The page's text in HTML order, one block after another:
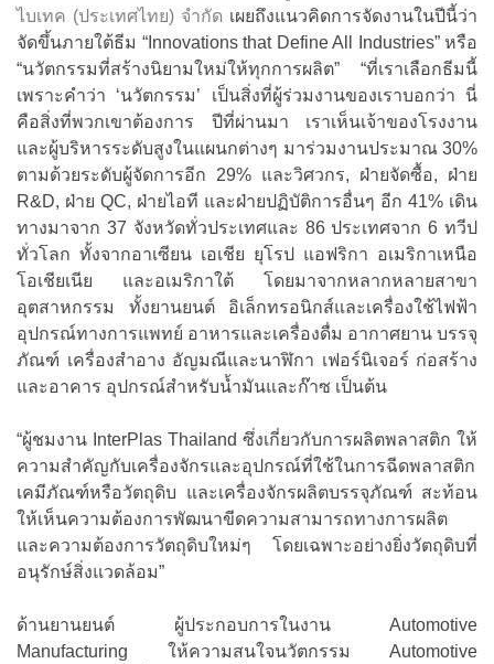
ไบเทค (ประเทศไทย) จำกัด เผยถึงแนวคิดการจัดงานในปีนี้ว่า
จัดขึ้นภายใต้ธีม “Innovations that Define All Industries” หรือ
“นวัตกรรมที่สร้างนิยามใหม่ให้ทุกการผลิต” “ที่เราเลือกธีมนี้
เพราะคำว่า ‘นวัตกรรม’ เป็นสิ่งที่ผู้ร่วมงานของเราบอกว่า นี่
คือสิ่งที่พวกเขาต้องการ ปีที่ผ่านมา เราเห็นเจ้าของโรงงาน
และผู้บริหารระดับสูงในแผนกต่างๆ มาร่วมงานประมาณ 30%
ตามด้วยระดับผู้จัดการอีก 29% และวิศวกร, ฝ่ายจัดซื้อ, ฝ่าย
R&D, ฝ่าย QC, ฝ่ายไอที และฝ่ายปฏิบัติการอื่นๆ อีก 41% เดิน
ทางมาจาก 37 จังหวัดทั่วประเทศและ 86 ประเทศจาก 6 ทวีป
ทั่วโลก ทั้งจากอาเซียน เอเชีย ยุโรป แอฟริกา อเมริกาเหนือ
โอเชียเนีย และอเมริกาใต้ โดยมาจากหลากหลายสาขา
อุตสาหกรรม ทั้งยานยนต์ อิเล็กทรอนิกส์และเครื่องใช้ไฟฟ้า
อุปกรณ์ทางการแพทย์ อาหารและเครื่องดื่ม อากาศยาน บรรจุ
ภัณฑ์ เครื่องสำอาง อัญมณีและนาฬิกา เฟอร์นิเจอร์ ก่อสร้าง
และอาคาร อุปกรณ์สำหรับน้ำมันและก๊าซ เป็นต้น
“ผู้ชมงาน InterPlas Thailand ซึ่งเกี่ยวกับการผลิตพลาสติก ให้
ความสำคัญกับเครื่องจักรและอุปกรณ์ที่ใช้ในการฉีดพลาสติก
เคมีภัณฑ์หรือวัตถุดิบ และเครื่องจักรผลิตบรรจุภัณฑ์ สะท้อน
ให้เห็นความต้องการพัฒนาขีดความสามารถทางการผลิต
และความต้องการวัตถุดิบใหม่ๆ โดยเฉพาะอย่างยิ่งวัตถุดิบที่
อนุรักษ์สิ่งแวดล้อม”
ด้านยานยนต์ ผู้ประกอบการในงาน Automotive
Manufacturing ให้ความสนใจนวัตกรรม Automotive